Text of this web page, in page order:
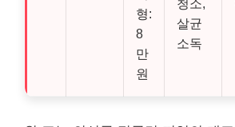
형:
8
만
원
살균
소독